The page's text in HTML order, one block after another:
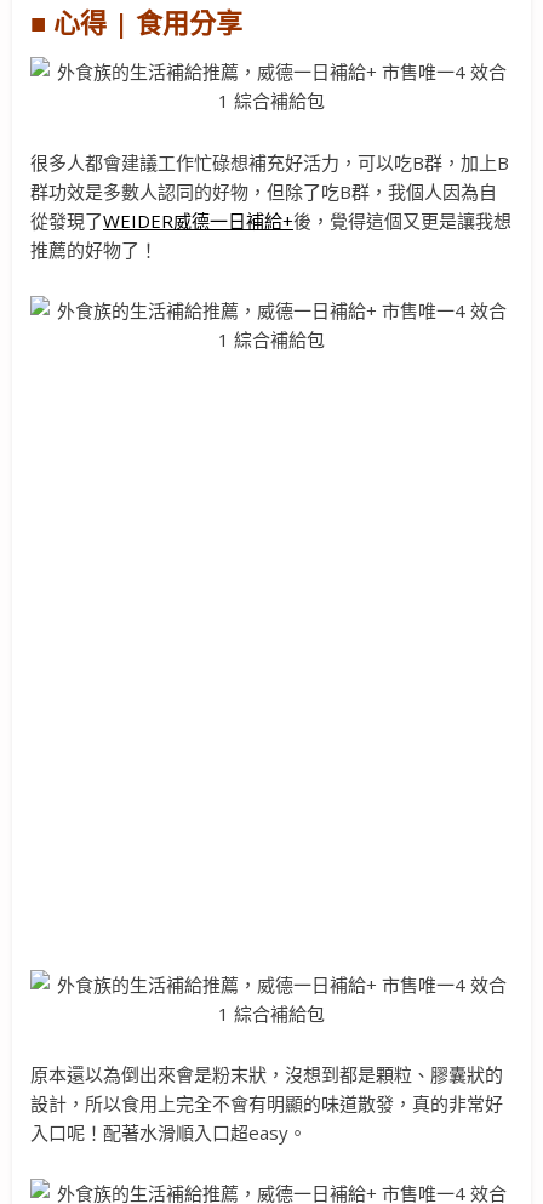
■ 心得 | 食用分享
很多人都會建議工作忙碌想補充好活力，可以吃B群，加上B
群功效是多數人認同的好物，但除了吃B群，我個人因為自
從發現了WEIDER威德一日補給+後，覺得這個又更是讓我想
推薦的好物了！
原本還以為倒出來會是粉末狀，沒想到都是顆粒、膠囊狀的
設計，所以食用上完全不會有明顯的味道散發，真的非常好
入口呢！配著水滑順入口超easy。